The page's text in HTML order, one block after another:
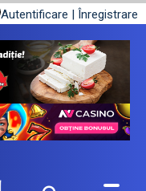
Autentificare | Înregistrare